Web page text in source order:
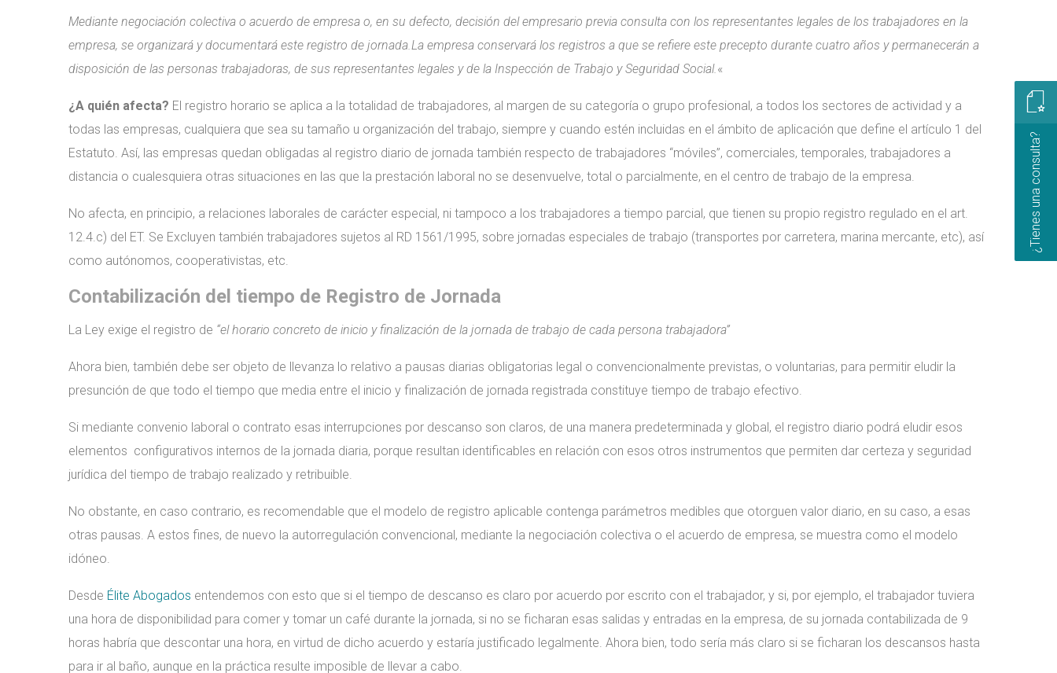
Mediante negociación colectiva o acuerdo de empresa o, en su defecto, decisión del empresario previa consulta con los representantes legales de los trabajadores en la
empresa, se organizará y documentará este registro de jornada.La empresa conservará los registros a que se refiere este precepto durante cuatro años y permanecerán a
disposición de las personas trabajadoras, de sus representantes legales y de la Inspección de Trabajo y Seguridad Social.«
¿A quién afecta? El registro horario se aplica a la totalidad de trabajadores, al margen de su categoría o grupo profesional, a todos los sectores de actividad y a
todas las empresas, cualquiera que sea su tamaño u organización del trabajo, siempre y cuando estén incluidas en el ámbito de aplicación que define el artículo 1 del
Estatuto. Así, las empresas quedan obligadas al registro diario de jornada también respecto de trabajadores “móviles”, comerciales, temporales, trabajadores a
distancia o cualesquiera otras situaciones en las que la prestación laboral no se desenvuelve, total o parcialmente, en el centro de trabajo de la empresa.
No afecta, en principio, a relaciones laborales de carácter especial, ni tampoco a los trabajadores a tiempo parcial, que tienen su propio registro regulado en el art.
12.4.c) del ET. Se Excluyen también trabajadores sujetos al RD 1561/1995, sobre jornadas especiales de trabajo (transportes por carretera, marina mercante, etc), así
como autónomos, cooperativistas, etc.
Contabilización del tiempo de Registro de Jornada
La Ley exige el registro de “el horario concreto de inicio y finalización de la jornada de trabajo de cada persona trabajadora”
Ahora bien, también debe ser objeto de llevanza lo relativo a pausas diarias obligatorias legal o convencionalmente previstas, o voluntarias, para permitir eludir la
presunción de que todo el tiempo que media entre el inicio y finalización de jornada registrada constituye tiempo de trabajo efectivo.
Si mediante convenio laboral o contrato esas interrupciones por descanso son claros, de una manera predeterminada y global, el registro diario podrá eludir esos
elementos configurativos internos de la jornada diaria, porque resultan identificables en relación con esos otros instrumentos que permiten dar certeza y seguridad
jurídica del tiempo de trabajo realizado y retribuible.
No obstante, en caso contrario, es recomendable que el modelo de registro aplicable contenga parámetros medibles que otorguen valor diario, en su caso, a esas
otras pausas. A estos fines, de nuevo la autorregulación convencional, mediante la negociación colectiva o el acuerdo de empresa, se muestra como el modelo
idóneo.
Desde Élite Abogados entendemos con esto que si el tiempo de descanso es claro por acuerdo por escrito con el trabajador, y si, por ejemplo, el trabajador tuviera
una hora de disponibilidad para comer y tomar un café durante la jornada, si no se ficharan esas salidas y entradas en la empresa, de su jornada contabilizada de 9
horas habría que descontar una hora, en virtud de dicho acuerdo y estaría justificado legalmente. Ahora bien, todo sería más claro si se ficharan los descansos hasta
para ir al baño, aunque en la práctica resulte imposible de llevar a cabo.
¿Tienes una consulta?